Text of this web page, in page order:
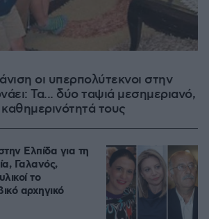
οι υπερπολύτεκνοι στην
Τα... δύο ταψιά μεσημεριανό,
τους
Ελπίδα για τη
Γαλανός,
το
αρχηγικό